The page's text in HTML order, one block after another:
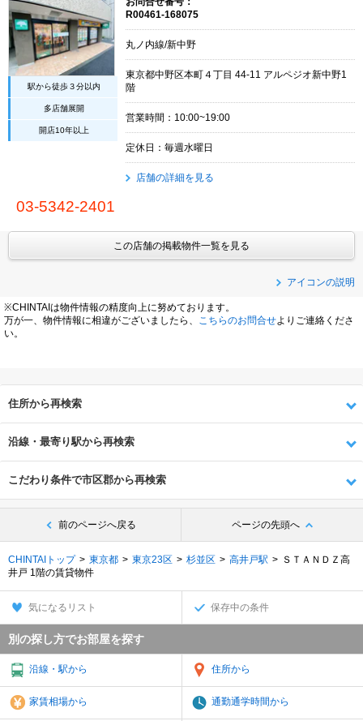
駅から徒歩３分以内
多店舗展開
開店10年以上
お問合せ番号：
R00461-168075
丸ノ内線/新中野
東京都中野区本町４丁目 44-11 アルペジオ新中野1
階
営業時間：10:00~19:00
定休日：毎週水曜日
店舗の詳細を見る
03-5342-2401
この店舗の掲載物件一覧を見る
アイコンの説明
※CHINTAIは物件情報の精度向上に努めております。
万が一、物件情報に相違がございましたら、 こちらのお問合せよりご連絡くださ
い。
住所から再検索
沿線・最寄り駅から再検索
こだわり条件で市区郡から再検索
前のページへ戻る ページの先頭へ
CHINTAIトップ 東京都 東京23区 杉並区 高井戸駅
ＳＴＡＮＤＺ高
井戸 1階の賃貸物件
気になるリスト 保存中の条件
別の探し方でお部屋を探す
沿線・駅から 住所から
家賃相場から 通勤通学時間から